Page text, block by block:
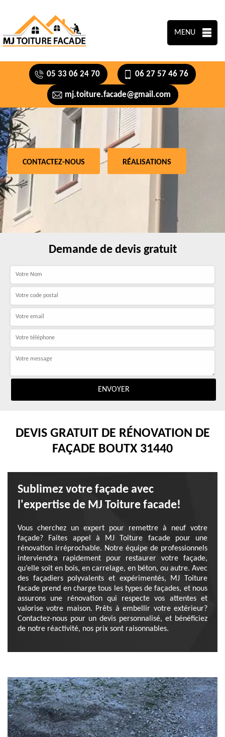
MENU
05 33 06 24 70 06 27 57 46 76
mj.toiture.facade@gmail.com
CONTACTEZ-NOUS RÉALISATIONS
Demande de devis gratuit
DEVIS GRATUIT DE RÉNOVATION DE
FAÇADE BOUTX 31440
Sublimez votre façade avec
l'expertise de MJ Toiture facade!
Vous cherchez un expert pour remettre à neuf votre
façade? Faites appel à MJ Toiture facade pour une
rénovation irréprochable. Notre équipe de professionnels
interviendra rapidement pour restaurer votre façade,
qu’elle soit en bois, en carrelage, en béton, ou autre. Avec
des façadiers polyvalents et expérimentés, MJ Toiture
facade prend en charge tous les types de façades, et nous
assurons une rénovation qui respecte vos attentes et
valorise votre maison. Prêts à embellir votre extérieur?
Contactez-nous pour un devis personnalisé, et bénéficiez
de notre réactivité, nos prix sont raisonnables.